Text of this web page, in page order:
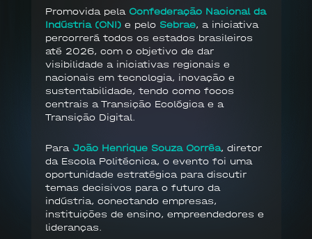
Promovida pela Confederação Nacional da
Indústria (CNI)e pelo Sebrae, a iniciativa
percorrerá todos os estados brasileiros
até 2026, com o objetivo de dar
visibilidade a iniciativas regionais e
nacionais em tecnologia, inovação e
sustentabilidade, tendo como focos
centrais a Transição Ecológica e a
Transição Digital.
Para João Henrique Souza Corrêa, diretor
da Escola Politécnica, o evento foi uma
oportunidade estratégica para discutir
temas decisivos para o futuro da
indústria, conectando empresas,
instituições de ensino, empreendedores e
lideranças.